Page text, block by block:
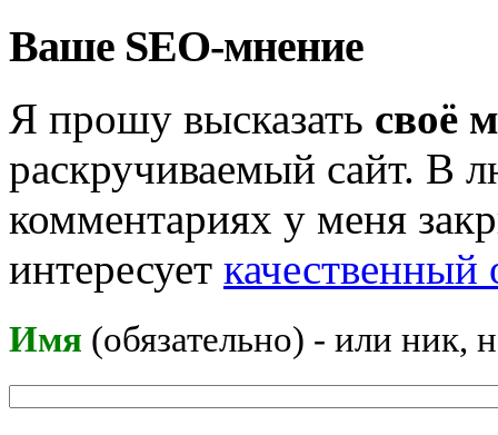
Ваше SEO-мнение
Я прошу высказать своё
раскручиваемый сайт. В
комментариях у меня
интересует
Имя (обязательно) - или ник,